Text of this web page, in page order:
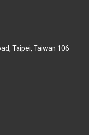
Taipei, Taiwan 106